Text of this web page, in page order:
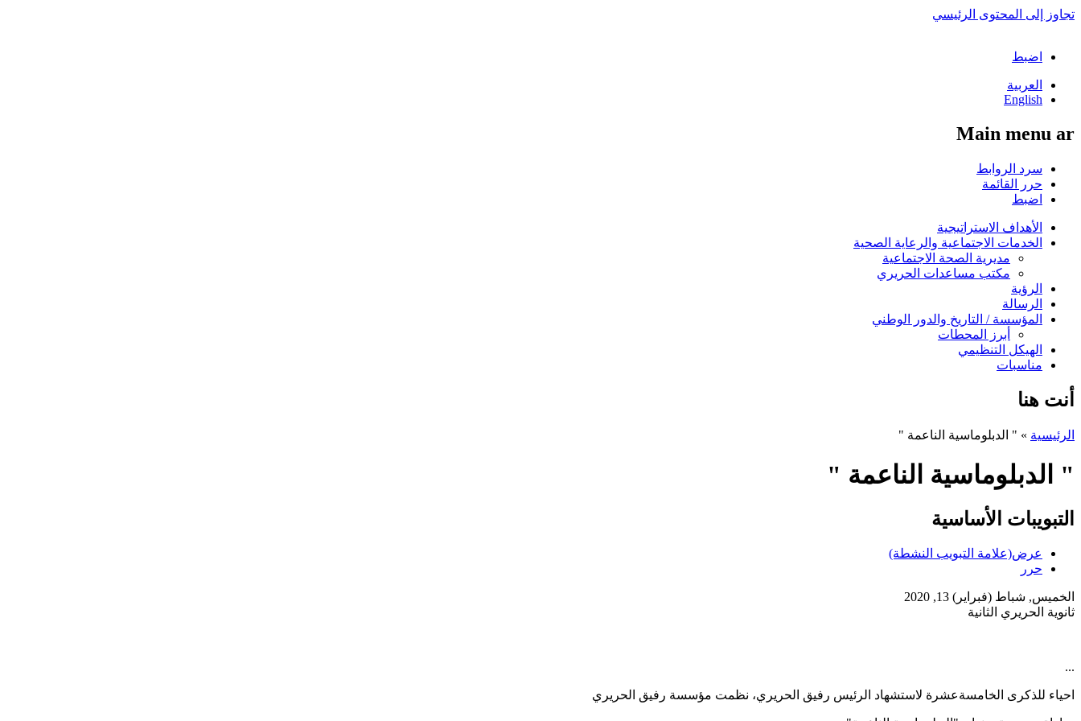
تجاوز إلى المحتوى الرئيسي
اضبط
العربية
English
Main menu ar
سرد الروابط
حرر القائمة
اضبط
الأهداف الاستراتيجية
الخدمات الاجتماعية والرعاية الصحية
مديرية الصحة الاجتماعية
مكتب مساعدات الحريري
الرؤية
الرسالة
المؤسسة / التاريخ والدور الوطني
أبرز المحطات
الهيكل التنظيمي
مناسبات
أنت هنا
الرئيسية » " الدبلوماسية الناعمة "
" الدبلوماسية الناعمة "
التبويبات الأساسية
عرض(علامة التبويب النشطة)
حرر
الخميس, شباط (فبراير) 13, 2020
ثانوية الحريري الثانية
.
..
احياء للذكرى الخامسةعشرة لاستشهاد الرئيس رفيق الحريري، نظمت مؤسسة رفيق الحريري